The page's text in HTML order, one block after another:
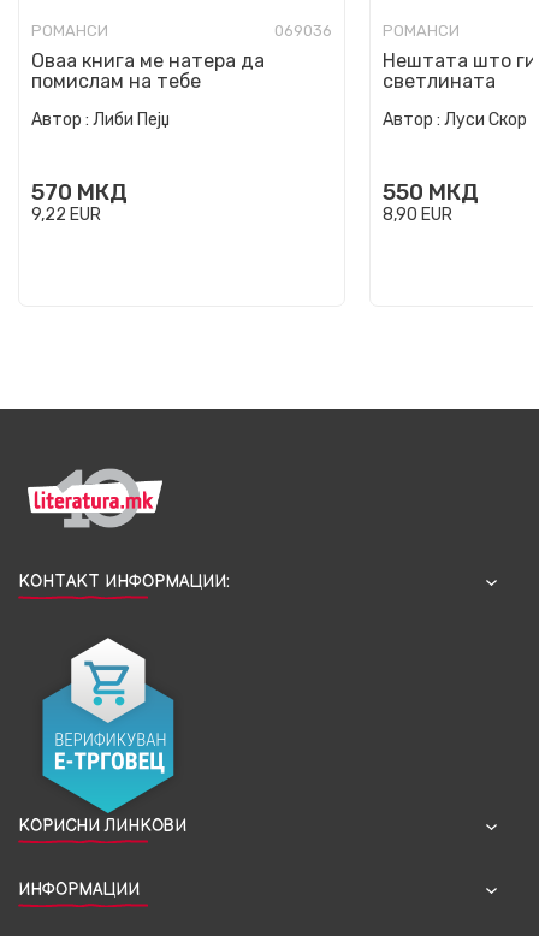
РОМАНСИ 069036
Оваа книга ме натера да
помислам на тебе
Автор : Либи Пејџ
570 МКД
9,22 EUR
РОМАНСИ
Нештата што
светлината
Автор : Луси Скор
550 МКД
8,90 EUR
КОНТАКТ ИНФОРМАЦИИ:
КОРИСНИ ЛИНКОВИ
ИНФОРМАЦИИ